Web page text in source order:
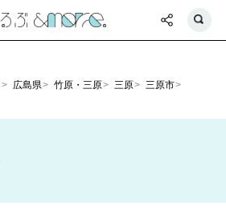
広島県 竹原・三原 三原
三原市